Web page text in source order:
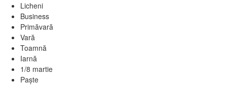
Licheni
Business
Primăvară
Vară
Toamnă
Iarnă
1/8 martie
Paște